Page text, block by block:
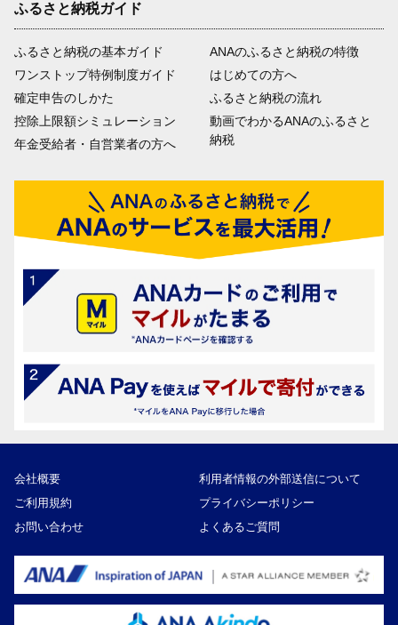
ふるさと納税ガイド
ふるさと納税の基本ガイド
ワンストップ特例制度ガイド
確定申告のしかた
控除上限額シミュレーション
年金受給者・自営業者の方へ
ANAのふるさと納税の特徴
はじめての方へ
ふるさと納税の流れ
動画でわかるANAのふるさと
納税
会社概要
利用者情報の外部送信について
ご利用規約
プライバシーポリシー
お問い合わせ
よくあるご質問